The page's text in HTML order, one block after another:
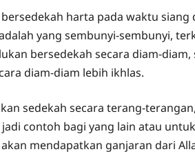
harta pada waktu siang
yang sembunyi-sembunyi,
bersedekah secara diam-
diam-diam lebih ikhlas.
sedekah secara terang-
contoh bagi yang lain atau
mendapatkan ganjaran dari